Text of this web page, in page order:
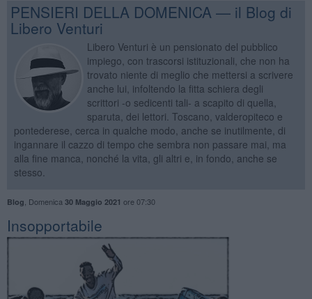
PENSIERI DELLA DOMENICA — il Blog di
Libero Venturi
Libero Venturi è un pensionato del pubblico
impiego, con trascorsi istituzionali, che non ha
trovato niente di meglio che mettersi a scrivere
anche lui, infoltendo la fitta schiera degli
scrittori -o sedicenti tali- a scapito di quella,
sparuta, dei lettori. Toscano, valderopiteco e
pontederese, cerca in qualche modo, anche se inutilmente, di
ingannare il cazzo di tempo che sembra non passare mai, ma
alla fine manca, nonché la vita, gli altri e, in fondo, anche se
stesso.
Blog Domenica 30 Maggio 2021 ore 07:30
Insopportabile